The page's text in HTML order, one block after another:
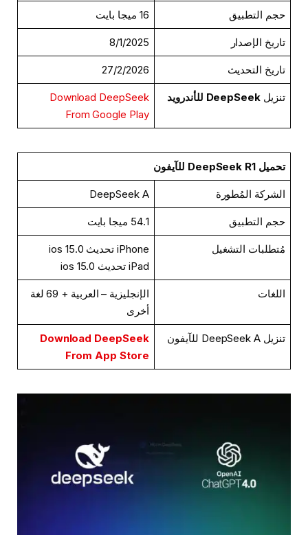
حجم التطبيق 16 ميجا بايت
تاريخ الإصدار 8/1/2025
تاريخ التحديث 27/2/2026
تنزيلDeepSeek للأندرويد
Download DeepSeek
From Google Play
تحميل DeepSeek R1 للآيفون
الشركة المُطورة DeepSeek A
حجم التطبيق 54.1 ميجا بايت
مُتطلبات التشغيل
iPhone تحديث ios 15.0
iPad تحديث ios 15.0
اللغات
الإنجليزية – العربية + 69 لغة
أخرى
تنزيل DeepSeek A للآيفون
Download DeepSeek
From App Store